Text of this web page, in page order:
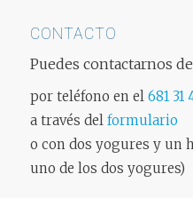
CONTACTO
Puedes contactarnos
por teléfono en el 681 31
a través del formulario
o con dos yogures y un
uno de los dos yogures)